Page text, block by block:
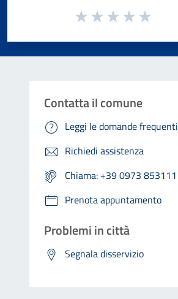
Valuta da 1 a 5 stelle la pagina
Contatta il comune
Leggi le domande frequenti
Richiedi assistenza
Chiama: +39 0973 853111
Prenota appuntamento
Problemi in città
Segnala disservizio